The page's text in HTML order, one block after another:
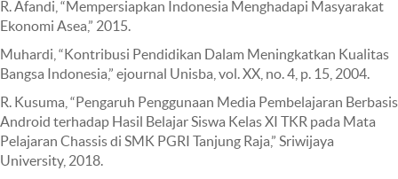
R. Afandi, “Mempersiapkan Indonesia Menghadapi Masyarakat
Ekonomi Asea,” 2015.
Muhardi, “Kontribusi Pendidikan Dalam Meningkatkan Kualitas
Bangsa Indonesia,” ejournal Unisba, vol. XX, no. 4, p. 15, 2004.
R. Kusuma, “Pengaruh Penggunaan Media Pembelajaran Berbasis
Android terhadap Hasil Belajar Siswa Kelas XI TKR pada Mata
Pelajaran Chassis di SMK PGRI Tanjung Raja,” Sriwijaya
University, 2018.